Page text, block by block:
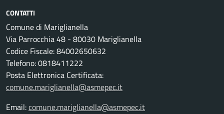
CONTATTI
Comune di Mariglianella
Via Parrocchia 48 - 80030 Mariglianella
Codice Fiscale: 84002650632
Telefono: 0818411222
Posta Elettronica Certificata:
comune.mariglianella@asmepec.it
Email:comune.mariglianella@asmepec.it